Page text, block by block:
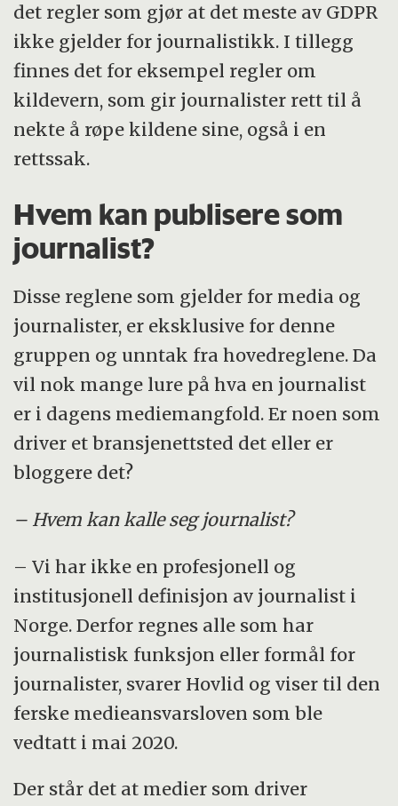
det regler som gjør at det meste av GDPR
ikke gjelder for journalistikk. I tillegg
finnes det for eksempel regler om
kildevern, som gir journalister rett til å
nekte å røpe kildene sine, også i en
rettssak.
Hvem kan publisere som
journalist?
Disse reglene som gjelder for media og
journalister, er eksklusive for denne
gruppen og unntak fra hovedreglene. Da
vil nok mange lure på hva en journalist
er i dagens mediemangfold. Er noen som
driver et bransjenettsted det eller er
bloggere det?
– Hvem kan kalle seg journalist?
– Vi har ikke en profesjonell og
institusjonell definisjon av journalist i
Norge. Derfor regnes alle som har
journalistisk funksjon eller formål for
journalister, svarer Hovlid og viser til den
ferske medieansvarsloven som ble
vedtatt i mai 2020.
Der står det at medier som driver